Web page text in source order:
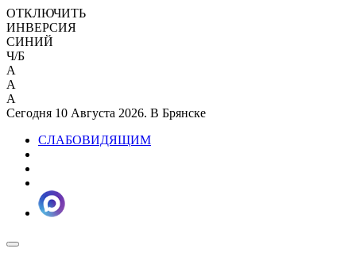
ОТКЛЮЧИТЬ
ИНВЕРСИЯ
СИНИЙ
Ч/Б
A
A
A
Сегодня 10 Августа 2026. В Брянске
СЛАБОВИДЯЩИМ